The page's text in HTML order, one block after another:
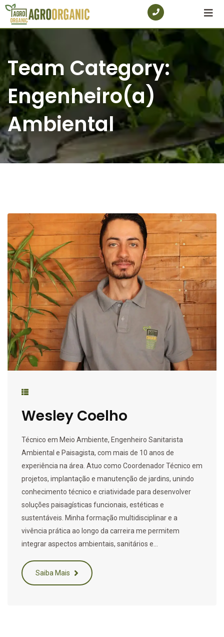
Skip
Team Category:
Engenheiro(a)
Ambiental
Wesley Coelho
Técnico em Meio Ambiente, Engenheiro Sanitarista
Ambiental e Paisagista, com mais de 10 anos de
experiência na área. Atuo como Coordenador Técnico em
projetos, implantação e manutenção de jardins, unindo
conhecimento técnico e criatividade para desenvolver
soluções paisagísticas funcionais, estéticas e
sustentáveis. Minha formação multidisciplinar e a
vivência prática ao longo da carreira me permitem
integrar aspectos ambientais, sanitários e…
Saiba Mais